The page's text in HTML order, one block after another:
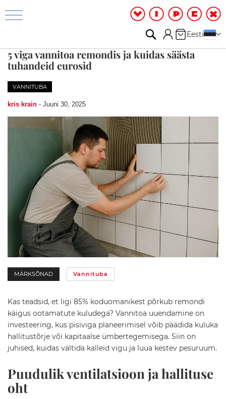
Otsi Keel
Eesti
Minu
Vannituba
ja
D
u
š
u
u
D
D
u
š
i
r
g
a
d
D
š
a
5 viga vannitoa remondis ja kuidas säästa
tuhandeid eurosid
VANNITUBA
kris krain - Juuni 30, 2025
MÄRKSÕNAD Vannituba
Kas teadsid, et ligi 85% koduomanikest põrkub remondi
käigus ootamatute kuludega? Vannitoa uuendamine on
investeering, kus pisiviga planeerimisel võib päädida kuluka
hallitustõrje või kapitaalse ümbertegemisega. Siin on
juhised, kuidas vältida kalleid vigu ja luua kestev pesuruum.
Puudulik ventilatsioon ja hallituse
oht